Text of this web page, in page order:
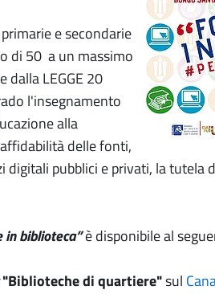
e secondarie
di 50 a un massimo
dalla LEGGE 20
l'insegnamento
alla
delle fonti,
pubblici e privati, la tutela
in biblioteca”è disponibile al
"Biblioteche di quartiere"sul